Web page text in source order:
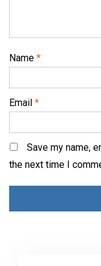
Name *
Email *
Save my name,
the next time I